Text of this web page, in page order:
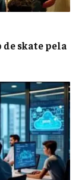
skate pela